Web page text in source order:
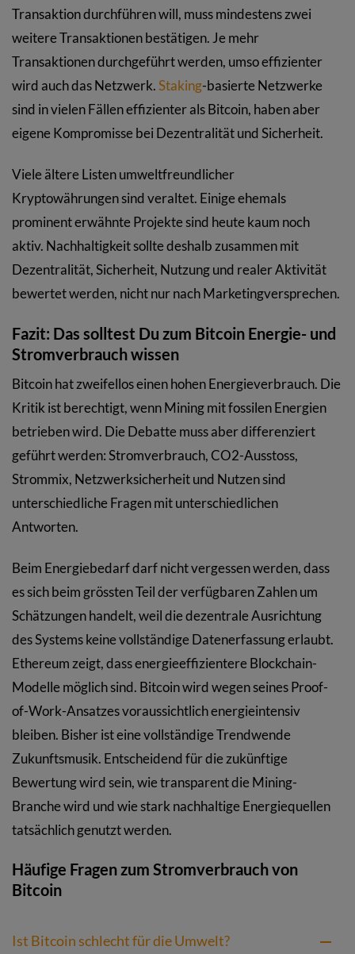
Transaktion durchführen will, muss mindestens zwei
weitere Transaktionen bestätigen. Je mehr
Transaktionen durchgeführt werden, umso effizienter
wird auch das Netzwerk.Staking-basierte Netzwerke
sind in vielen Fällen effizienter als Bitcoin, haben aber
eigene Kompromisse bei Dezentralität und Sicherheit.
Viele ältere Listen umweltfreundlicher
Kryptowährungen sind veraltet. Einige ehemals
prominent erwähnte Projekte sind heute kaum noch
aktiv. Nachhaltigkeit sollte deshalb zusammen mit
Dezentralität, Sicherheit, Nutzung und realer Aktivität
bewertet werden, nicht nur nach Marketingversprechen.
Fazit: Das solltest Du zum Bitcoin Energie- und
Stromverbrauch wissen
Bitcoin hat zweifellos einen hohen Energieverbrauch. Die
Kritik ist berechtigt, wenn Mining mit fossilen Energien
betrieben wird. Die Debatte muss aber differenziert
geführt werden: Stromverbrauch, CO2-Ausstoss,
Strommix, Netzwerksicherheit und Nutzen sind
unterschiedliche Fragen mit unterschiedlichen
Antworten.
Beim Energiebedarf darf nicht vergessen werden, dass
es sich beim grössten Teil der verfügbaren Zahlen um
Schätzungen handelt, weil die dezentrale Ausrichtung
des Systems keine vollständige Datenerfassung erlaubt.
Ethereum zeigt, dass energieeffizientere Blockchain-
Modelle möglich sind. Bitcoin wird wegen seines Proof-
of-Work-Ansatzes voraussichtlich energieintensiv
bleiben. Bisher ist eine vollständige Trendwende
Zukunftsmusik. Entscheidend für die zukünftige
Bewertung wird sein, wie transparent die Mining-
Branche wird und wie stark nachhaltige Energiequellen
tatsächlich genutzt werden.
Häufige Fragen zum Stromverbrauch von
Bitcoin
Ist Bitcoin schlecht für die Umwelt?